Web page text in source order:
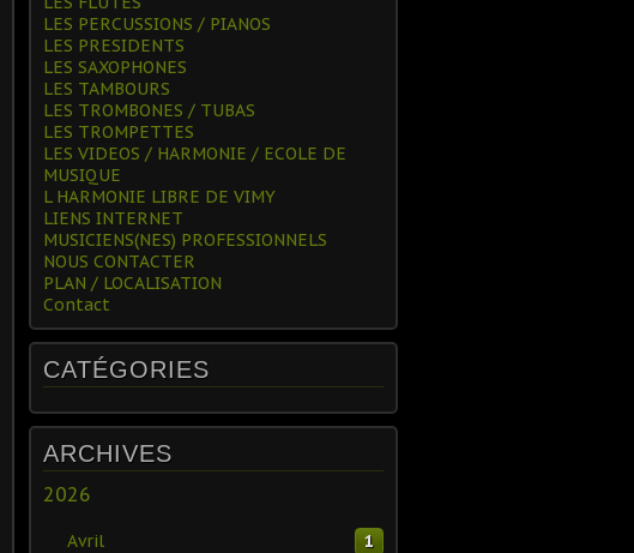
LES PERCUSSIONS / PIANOS
LES PRESIDENTS
LES SAXOPHONES
LES TAMBOURS
LES TROMBONES / TUBAS
LES TROMPETTES
LES VIDEOS / HARMONIE / ECOLE DE
MUSIQUE
L HARMONIE LIBRE DE VIMY
LIENS INTERNET
MUSICIENS(NES) PROFESSIONNELS
NOUS CONTACTER
PLAN / LOCALISATION
Contact
CATÉGORIES
ARCHIVES
2026
Avril 1